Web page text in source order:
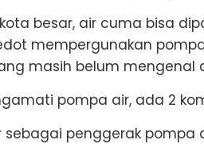
besar, air cuma bisa
mempergunakan
masih belum mengenal
pompa air, ada 2
sebagai penggerak